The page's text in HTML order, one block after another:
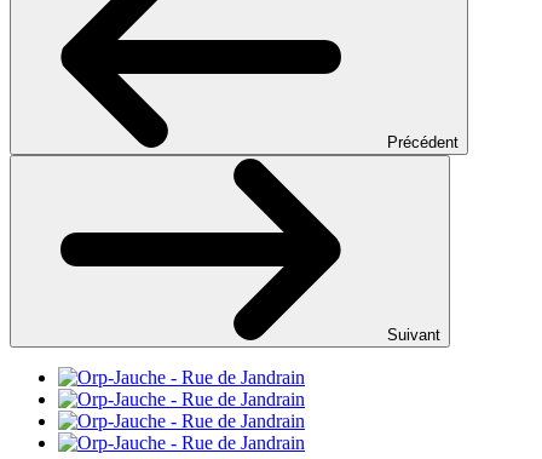
Précédent
Suivant